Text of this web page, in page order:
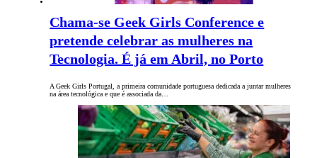
Chama-se Geek Girls Conference e
pretende celebrar as mulheres na
Tecnologia. É já em Abril, no Porto
A Geek Girls Portugal, a primeira comunidade portuguesa dedicada a juntar mulheres
na área tecnológica e que é associada da…